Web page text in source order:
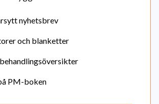
nyhetsbrev
och blanketter
PM-boken